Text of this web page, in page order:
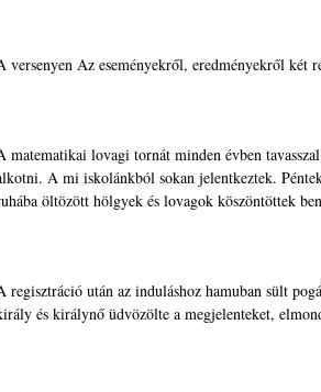
versenyen Az eseményekről, eredményekről két
matematikai lovagi tornát minden évben
A mi iskolánkból sokan jelentkeztek.
öltözött hölgyek és lovagok köszöntöttek
regisztráció után az induláshoz hamuban sült
és királynő üdvözölte a megjelenteket,